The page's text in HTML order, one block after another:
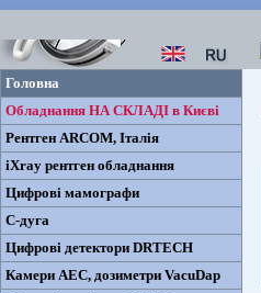
Головна
Обладнання НА СКЛАДІ в Києві
Рентген ARCOM, Iталiя
iXray рентген обладнання
Цифрові мамографи
С-дуга
Цифрові детектори DRTECH
Камери AEC, дозиметри VacuDap